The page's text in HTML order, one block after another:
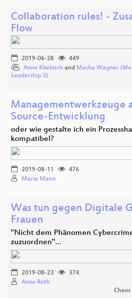
Collaboration rules! -
Flow
2019-06-28
449
Anne Kliebisch and Masha Wagner
Leadership 3)
Managementwerkzeuge
Source-Entwicklung
oder wie gestalte ich ein
kompatibel?
2019-08-11
476
Marie Mann
Was tun gegen Digitale
Frauen
"Nicht dem Phänomen
zuzuordnen"…
2019-08-23
374
Anne Roth